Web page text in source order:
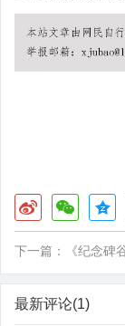
下一篇： 《纪念碑
最新评论(1)